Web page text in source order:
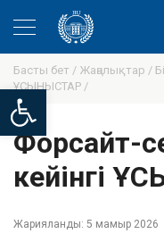
Open toolbar
Басты бет / Жаңалықтар /
ҰСЫНЫСТАР /
Форсайт-
кейінгі
Жарияланды: 5 мамыр 2026